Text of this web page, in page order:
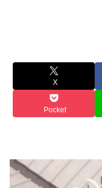
X
Pocket